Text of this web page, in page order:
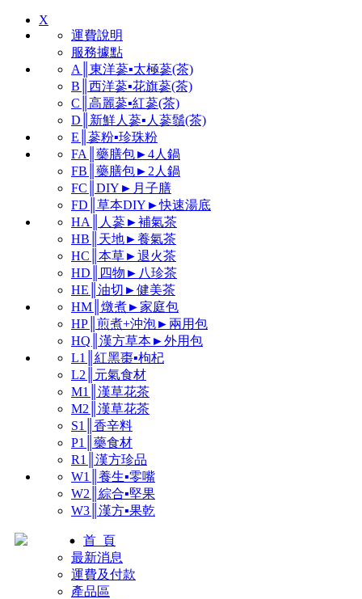
X
運費說明
服務據點
A║東洋蔘▪太極蔘(茶)
B║西洋蔘▪花旗蔘(茶)
C║高麗蔘▪紅蔘(茶)
D║新鮮人蔘▪人蔘鬚(茶)
E║蔘粉▪珍珠粉
FA║藥膳包►4人鍋
FB║藥膳包►2人鍋
FC║DIY►月子膳
FD║草本DIY►快速湯底
HA║人蔘►補氣茶
HB║天地►養氣茶
HC║本草►退火茶
HD║四物►八珍茶
HE║油切►健美茶
HM║燉煮►家庭包
HP║煎煮+沖泡►兩用包
HQ║漢方草本►外用包
L1║紅黑棗▪枸杞
L2║元氣食材
M1║漢草花茶
M2║漢草花茶
S1║香辛料
P1║藥食材
R1║漢方珍品
W1║養生▪零嘴
W2║綜合▪堅果
W3║漢方▪果乾
首 頁
最新消息
運費及付款
產品區